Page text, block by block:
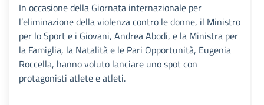
In occasione della Giornata internazionale per
l’eliminazione della violenza contro le donne, il Ministro
per lo Sport e i Giovani, Andrea Abodi, e la Ministra per
la Famiglia, la Natalità e le Pari Opportunità, Eugenia
Roccella, hanno voluto lanciare uno spot con
protagonisti atlete e atleti.